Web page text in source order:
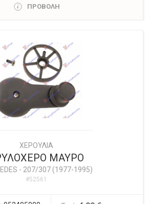
ΠΡΟΒΟΛΗ
ΧΕΡΟΥΛΙΑ
ΜΑΥΡΟ
- 207/307 (1977-1995)
#52561